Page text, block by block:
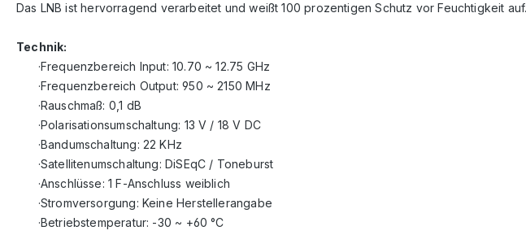
Das LNB ist hervorragend verarbeitet und weißt 100 prozentigen Schutz vor Feuchtigkeit
Technik:
·Frequenzbereich Input: 10.70 ~ 12.75 GHz
·Frequenzbereich Output: 950 ~ 2150 MHz
·Rauschmaß: 0,1 dB
·Polarisationsumschaltung: 13 V / 18 V DC
·Bandumschaltung: 22 KHz
·Satellitenumschaltung: DiSEqC / Toneburst
·Anschlüsse: 1 F-Anschluss weiblich
·Stromversorgung: Keine Herstellerangabe
·Betriebstemperatur: -30 ~ +60 °C